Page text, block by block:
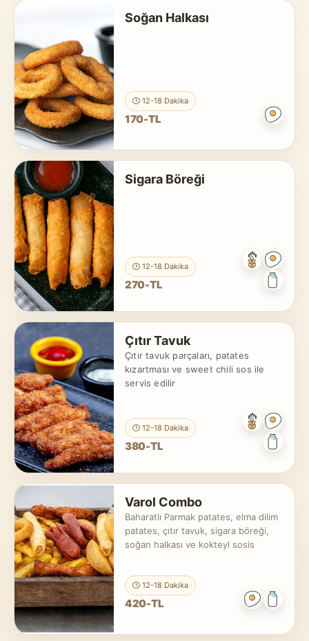
Soğan Halkası
12-18 Dakika
170-TL
Sigara Böreği
12-18 Dakika
270-TL
Çıtır Tavuk
Çıtır tavuk parçaları, patates
kızartması ve sweet chili sos ile
servis edilir
12-18 Dakika
380-TL
Varol Combo
Baharatlı Parmak patates, elma dilim
patates, çıtır tavuk, sigara böreği,
soğan halkası ve kokteyl sosis
12-18 Dakika
420-TL